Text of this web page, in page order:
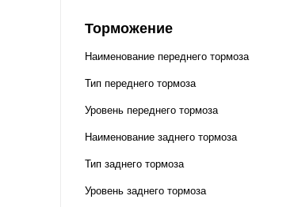
Торможение
Наименование переднего тормоза
Тип переднего тормоза
Уровень переднего тормоза
Наименование заднего тормоза
Тип заднего тормоза
Уровень заднего тормоза